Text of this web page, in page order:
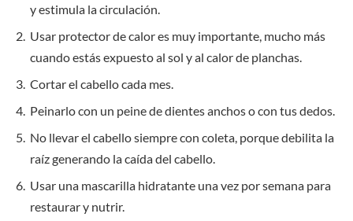
y estimula la circulación.
Usar protector de calor es muy importante, mucho más
cuando estás expuesto al sol y al calor de planchas.
Cortar el cabello cada mes.
Peinarlo con un peine de dientes anchos o con tus dedos.
No llevar el cabello siempre con coleta, porque debilita la
raíz generando la caída del cabello.
Usar una mascarilla hidratante una vez por semana para
restaurar y nutrir.